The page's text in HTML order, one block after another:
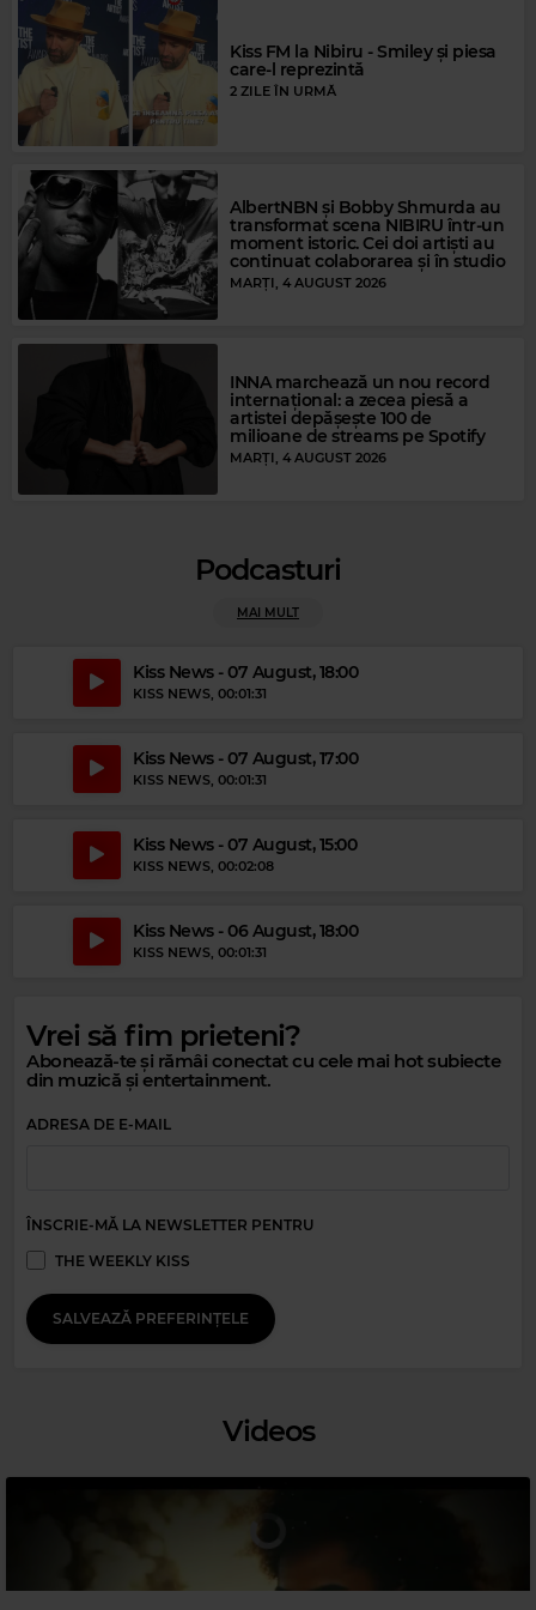
Magic FM
MAGIC FM–ALWAYS THE BEST MUSIC
JOHN LENNON GIVE PEACE A CHANCE
Magic Relax
Kiss FM la Nibiru - Smiley și piesa
care-l reprezintă
2 ZILE ÎN URMĂ
AlbertNBN și Bobby Shmurda au
transformat scena NIBIRU într-un
moment istoric. Cei doi artiști au
continuat colaborarea și în studio
MARȚI, 4 AUGUST 2026
INNA marchează un nou record
internațional: a zecea piesă a
artistei depășește 100 de
milioane de streams pe Spotify
MARȚI, 4 AUGUST 2026
Podcasturi
MAI MULT
Kiss News - 07 August, 18:00
KISS NEWS, 00:01:31
Kiss News - 07 August, 17:00
KISS NEWS, 00:01:31
Kiss News - 07 August, 15:00
KISS NEWS, 00:02:08
Kiss News - 06 August, 18:00
KISS NEWS, 00:01:31
Vrei să fim prieteni?
Abonează-te și rămâi conectat cu cele mai hot subiecte
din muzică și entertainment.
ADRESA DE E-MAIL
ÎNSCRIE-MĂ LA NEWSLETTER PENTRU
THE WEEKLY KISS
SALVEAZĂ PREFERINȚELE
Videos